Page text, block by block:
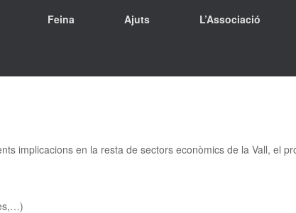
Feina Ajuts L’Associació
implicacions en la resta de sectors econòmics de la Vall, el